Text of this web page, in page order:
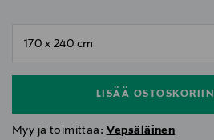
LISÄÄ OSTOSKORIIN
Myy ja toimittaa: Vepsäläinen